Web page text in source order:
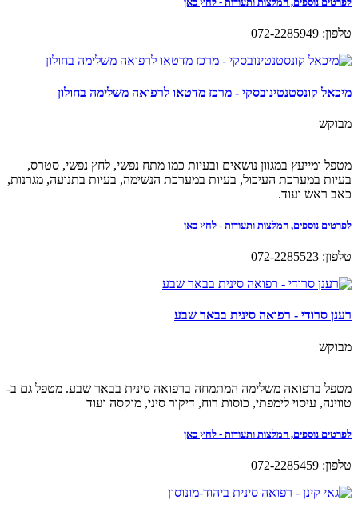
טלפון: 072-2285949
מיכאל קונסטנטינובסקי - מרכז מדטאו לרפואה משלימה בחולון
מבוקש
מטפל ומייעץ במגוון נושאים ובעיות כמו מתח נפשי, לחץ נפשי, סטרס,
בעיות במערכת העיכול, בעיות במערכת הנשימה, בעיות בתנועה, מגרנות,
כאב ראש ועוד.
לפרטים נוספים, המלצות ותעודות - לחץ כאן
טלפון: 072-2285523
רענן סרודי - רפואה סינית בבאר שבע
מבוקש
מטפל ברפואה משלימה המתמחה ברפואה סינית בבאר שבע. מטפל גם ב-
טווינה, עיסוי לימפתי, כוסות רוח, דיקור סיני, מוקסה ועוד
לפרטים נוספים, המלצות ותעודות - לחץ כאן
טלפון: 072-2285459